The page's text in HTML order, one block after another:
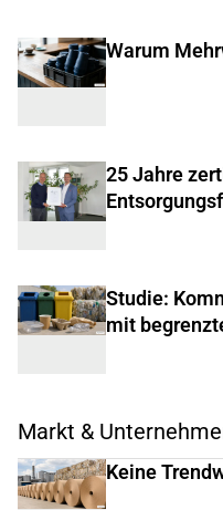
Warum
25 Jahre
Studie:
mit
Markt &
Keine